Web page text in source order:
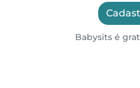
Babysits é